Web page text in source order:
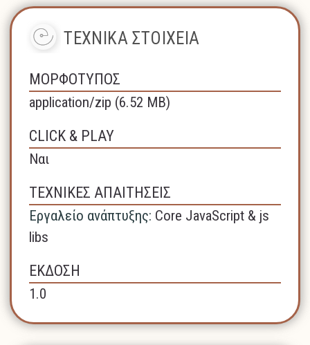
ΤΕΧΝΙΚΑ ΣΤΟΙΧΕΙΑ
ΜΟΡΦΟΤΥΠΟΣ
application/zip (6.52 MB)
CLICK & PLAY
Ναι
ΤΕΧΝΙΚΕΣ ΑΠΑΙΤΗΣΕΙΣ
Εργαλείο ανάπτυξης: Core JavaScript & js
libs
ΕΚΔΟΣΗ
1.0